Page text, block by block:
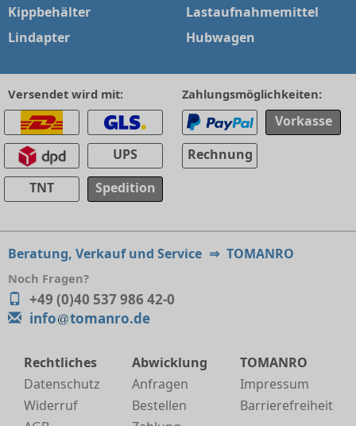
Kippbehälter
Lindapter
Lastaufnahmemittel
Hubwagen
Versendet wird mit:
UPS
TNT
Spedition
Zahlungsmöglichkeiten:
Vorkasse
Rechnung
Beratung, Verkauf und Service ⇒ TOMANRO
Noch Fragen?
+49 (0)40 537 986 42-0
info
tomanro.de
Rechtliches
Datenschutz
Widerruf
Abwicklung
Anfragen
Bestellen
TOMANRO
Impressum
Barrierefreiheit